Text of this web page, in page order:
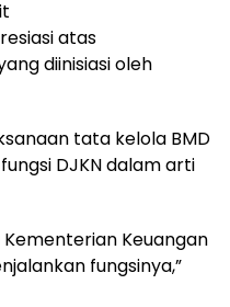
atas
diinisiasi oleh
tata kelola BMD
DJKN dalam arti
Keuangan
fungsinya,”